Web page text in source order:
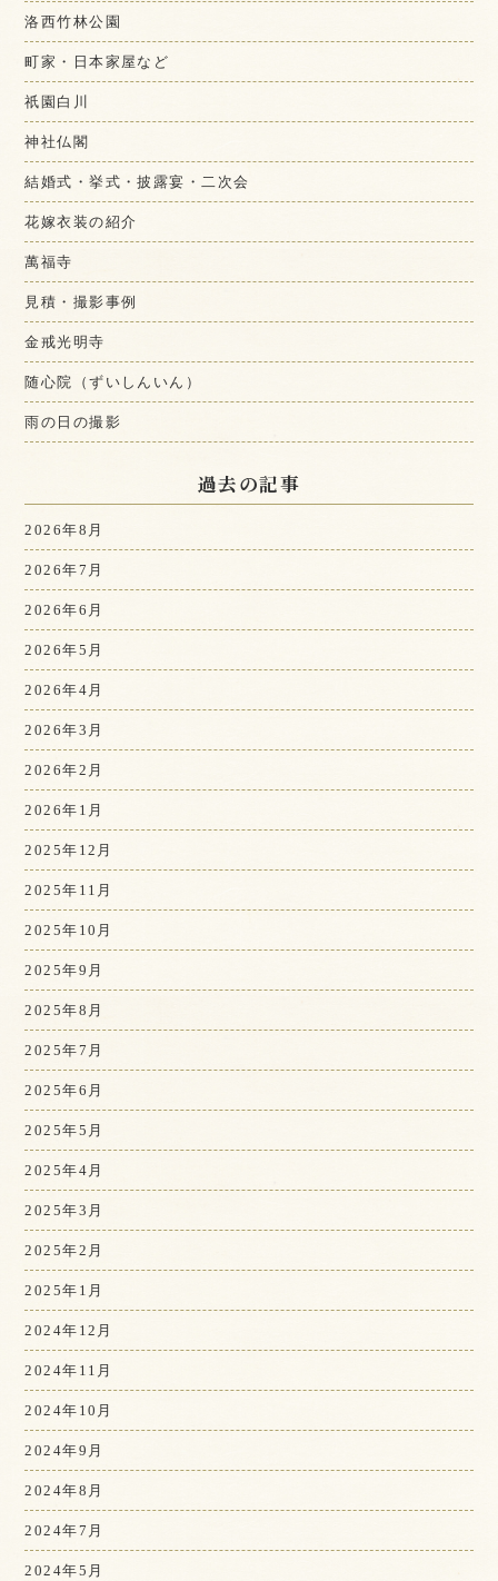
洛西竹林公園
町家・日本家屋など
祇園白川
神社仏閣
結婚式・挙式・披露宴・二次会
花嫁衣装の紹介
萬福寺
見積・撮影事例
金戒光明寺
随心院（ずいしんいん）
雨の日の撮影
過去の記事
2026年8月
2026年7月
2026年6月
2026年5月
2026年4月
2026年3月
2026年2月
2026年1月
2025年12月
2025年11月
2025年10月
2025年9月
2025年8月
2025年7月
2025年6月
2025年5月
2025年4月
2025年3月
2025年2月
2025年1月
2024年12月
2024年11月
2024年10月
2024年9月
2024年8月
2024年7月
2024年5月